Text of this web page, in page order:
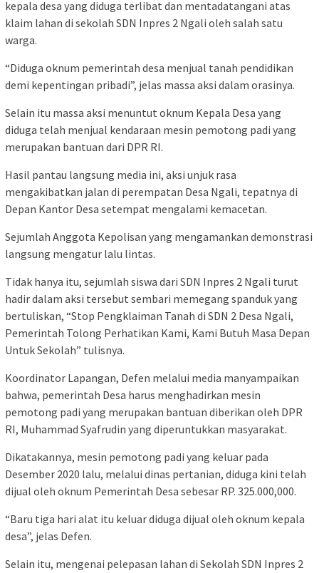
kepala desa yang diduga terlibat dan mentadatangani atas
klaim lahan di sekolah SDN Inpres 2 Ngali oleh salah satu
warga.
“Diduga oknum pemerintah desa menjual tanah pendidikan
demi kepentingan pribadi”, jelas massa aksi dalam orasinya.
Selain itu massa aksi menuntut oknum Kepala Desa yang
diduga telah menjual kendaraan mesin pemotong padi yang
merupakan bantuan dari DPR RI.
Hasil pantau langsung media ini, aksi unjuk rasa
mengakibatkan jalan di perempatan Desa Ngali, tepatnya di
Depan Kantor Desa setempat mengalami kemacetan.
Sejumlah Anggota Kepolisan yang mengamankan demonstrasi
langsung mengatur lalu lintas.
Tidak hanya itu, sejumlah siswa dari SDN Inpres 2 Ngali turut
hadir dalam aksi tersebut sembari memegang spanduk yang
bertuliskan, “Stop Pengklaiman Tanah di SDN 2 Desa Ngali,
Pemerintah Tolong Perhatikan Kami, Kami Butuh Masa Depan
Untuk Sekolah” tulisnya.
Koordinator Lapangan, Defen melalui media manyampaikan
bahwa, pemerintah Desa harus menghadirkan mesin
pemotong padi yang merupakan bantuan diberikan oleh DPR
RI, Muhammad Syafrudin yang diperuntukkan masyarakat.
Dikatakannya, mesin pemotong padi yang keluar pada
Desember 2020 lalu, melalui dinas pertanian, diduga kini telah
dijual oleh oknum Pemerintah Desa sebesar RP. 325.000,000.
“Baru tiga hari alat itu keluar diduga dijual oleh oknum kepala
desa”, jelas Defen.
Selain itu, mengenai pelepasan lahan di Sekolah SDN Inpres 2